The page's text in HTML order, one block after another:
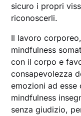
sicuro i propri
riconoscerli.
Il lavoro
mindfulness
con il corpo e
consapevolezza
emozioni ad esse
mindfulness
senza giudizio,